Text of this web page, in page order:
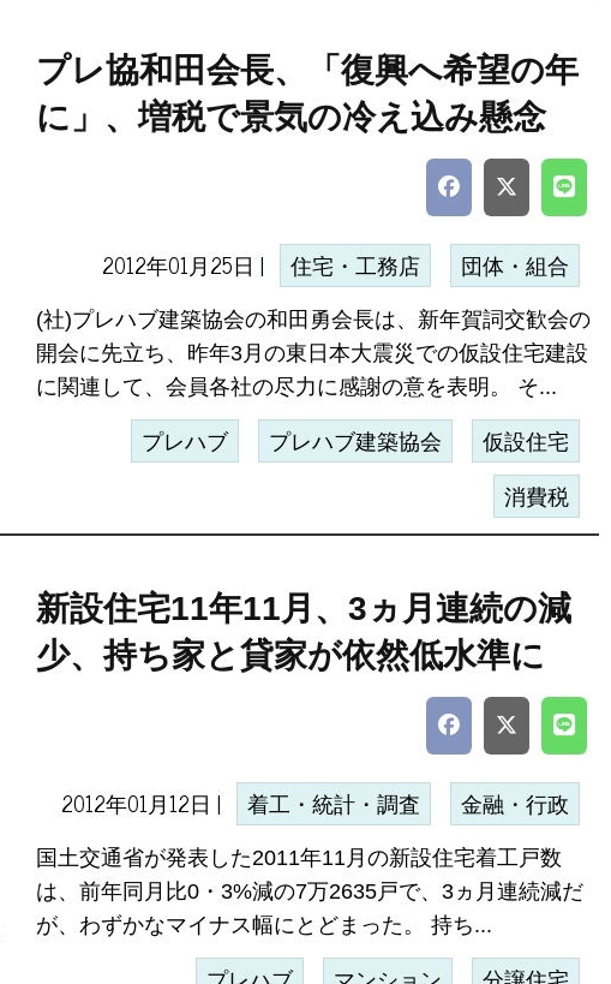
プレ協和田会長、「復興へ希望の年
に」、増税で景気の冷え込み懸念
2012年01月25日 | 住宅・工務店 団体・組合
(社)プレハブ建築協会の和田勇会長は、新年賀詞交歓会の
開会に先立ち、昨年3月の東日本大震災での仮設住宅建設
に関連して、会員各社の尽力に感謝の意を表明。 そ...
プレハブ プレハブ建築協会 仮設住宅
消費税
新設住宅11年11月、3ヵ月連続の減
少、持ち家と貸家が依然低水準に
2012年01月12日 | 着工・統計・調査 金融・行政
国土交通省が発表した2011年11月の新設住宅着工戸数
は、前年同月比0・3%減の7万2635戸で、3ヵ月連続減だ
が、わずかなマイナス幅にとどまった。 持ち...